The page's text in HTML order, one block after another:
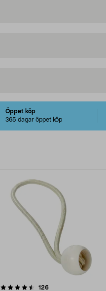
Öppet köp
365 dagar öppet köp
126recensioner